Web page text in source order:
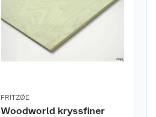
FRITZØE
Woodworld kryssfiner